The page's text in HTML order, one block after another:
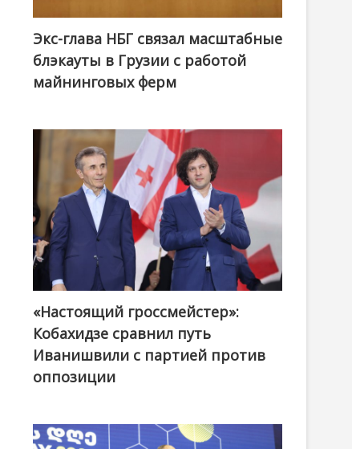
Экс-глава НБГ связал масштабные
блэкауты в Грузии с работой
майнинговых ферм
@ქართული ოცნება / Georgian Dream
«Настоящий гроссмейстер»:
Кобахидзе сравнил путь
Иванишвили с партией против
оппозиции